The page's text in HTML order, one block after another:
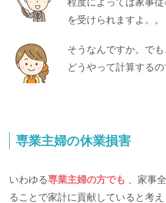
を受けられますよ。。
そうなんですか。で
どうやって計算するの
専業主婦の休業損害
いわゆる専業主婦の方でも
、家事
ることで家計に貢献していると考